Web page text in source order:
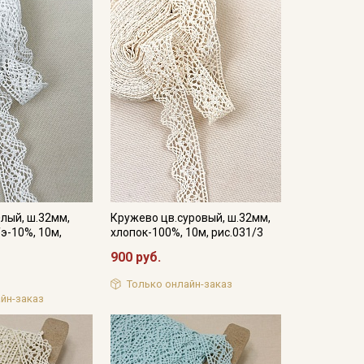
ш.32мм,
10%, 10м,
заказ
Кружево цв.суровый, ш.32мм,
хлопок-100%, 10м, рис.031/3
900 руб.
Только онлайн-заказ